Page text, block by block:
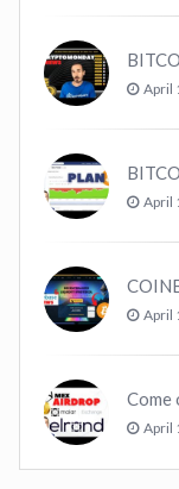
April
April
April
April